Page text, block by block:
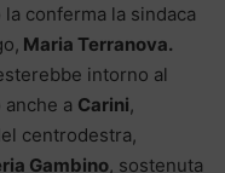
conferma la sindaca
Maria Terranova.
intorno al
a Carini,
centrodestra,
Gambino, sostenuta